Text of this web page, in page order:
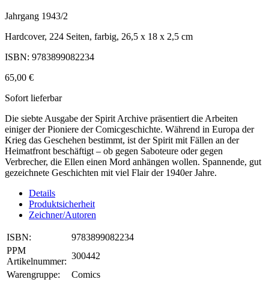
Jahrgang 1943/2
Hardcover, 224 Seiten, farbig, 26,5 x 18 x 2,5 cm
ISBN: 9783899082234
65,00 €
Sofort lieferbar
Die siebte Ausgabe der Spirit Archive präsentiert die Arbeiten
einiger der Pioniere der Comicgeschichte. Während in Europa der
Krieg das Geschehen bestimmt, ist der Spirit mit Fällen an der
Heimatfront beschäftigt – ob gegen Saboteure oder gegen
Verbrecher, die Ellen einen Mord anhängen wollen. Spannende, gut
gezeichnete Geschichten mit viel Flair der 1940er Jahre.
Details
Produktsicherheit
Zeichner/Autoren
ISBN:
9783899082234
PPM
Artikelnummer:
300442
Warengruppe:
Comics